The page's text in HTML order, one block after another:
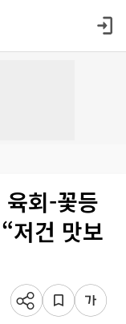
육회-꽃등
저건 맛보